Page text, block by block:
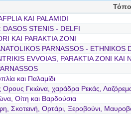
KAI PALAMIDI
DASOS STENIS - DELFI
KAI PARAKTIA ZONI
PARNASSOS - ETHNIKOS
EVVOIAS, PARAKTIA ZONI KAI
και Παλαμίδι
Ορους Γκιώνα, χαράδρα Ρεκάς,
Οίτη και Βαρδούσια
Σκοτεινή, Ορτάρι, Ξεροβούνι,